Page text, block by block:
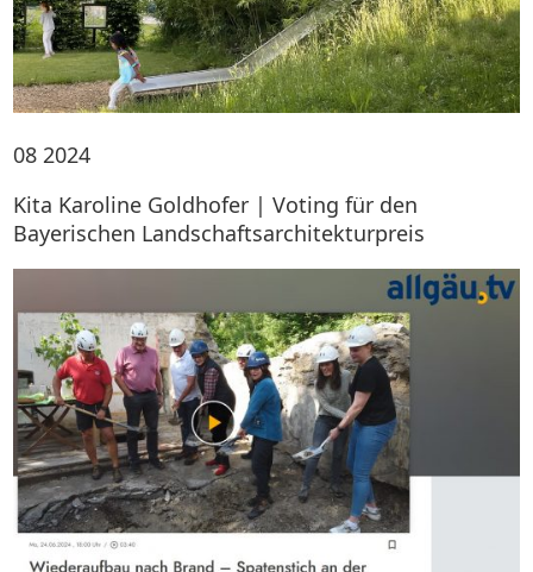
08 2024
Kita Karoline Goldhofer | Voting für den
Bayerischen Landschaftsarchitekturpreis